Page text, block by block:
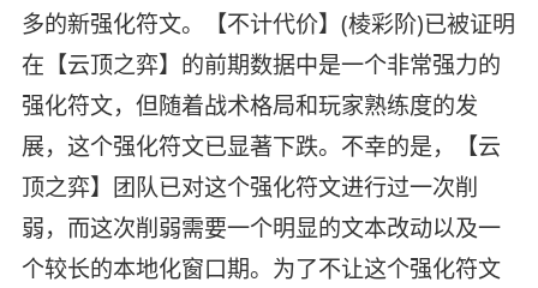
多的新强化符文。【不计代价】(棱彩阶)已被证明
在【云顶之弈】的前期数据中是一个非常强力的
强化符文，但随着战术格局和玩家熟练度的发
展，这个强化符文已显著下跌。不幸的是，【云
顶之弈】团队已对这个强化符文进行过一次削
弱，而这次削弱需要一个明显的文本改动以及一
个较长的本地化窗口期。为了不让这个强化符文